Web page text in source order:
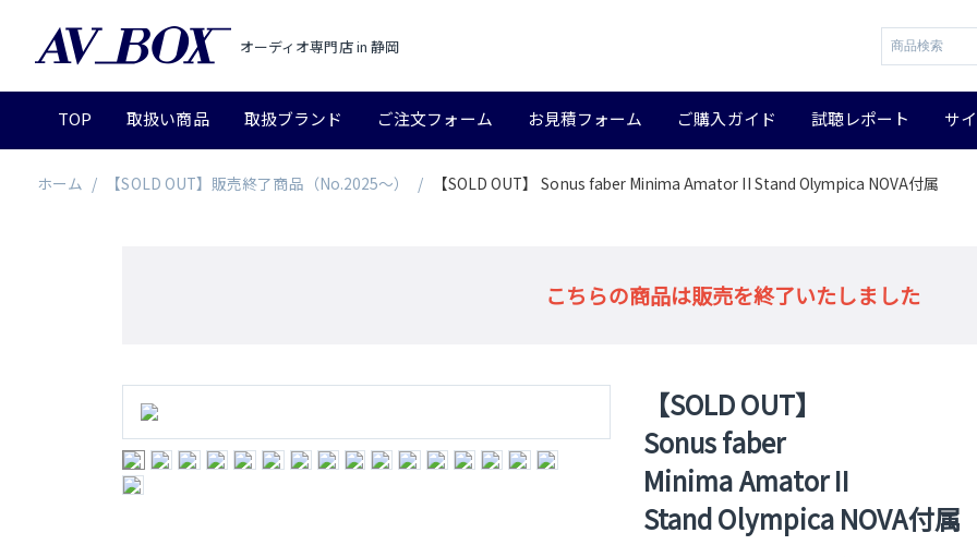
オーディオ専門店 in 静岡
TOP 取扱い商品 取扱ブランド ご注文フォーム お見積フォーム ご購入ガイド 試聴レポート サ
ホーム / 【SOLD OUT】販売終了商品（No.2025～） / 【SOLD OUT】 Sonus faber Minima Amator II Stand Olympica NOVA付属
こちらの商品は販売を終了いたしました
【SOLD OUT】
Sonus faber
Minima Amator II
Stand Olympica NOVA付属